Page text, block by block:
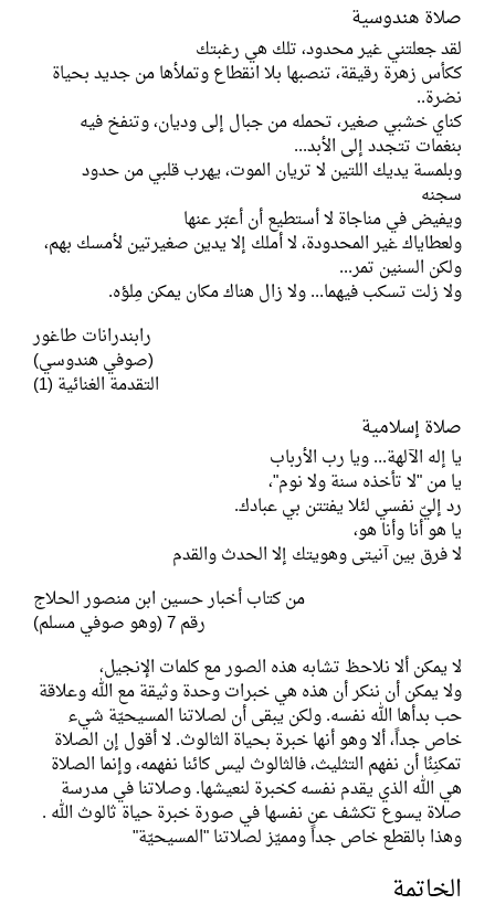
صلاة هندوسية
لقد جعلتني غير محدود، تلك هي رغبتك
ككأس زهرة رقيقة، تنصبها بلا انقطاع وتملأها من جديد بحياة
نضرة..
كناي خشبي صغير، تحمله من جبال إلى وديان، وتنفخ فيه
بنغمات تتجدد إلى الأبد...
وبلمسة يديك اللتين لا تريان الموت، يهرب قلبي من حدود
سجنه
ويفيض في مناجاة لا أستطيع أن أعبّر عنها
ولعطاياك غير المحدودة، لا أملك إلا يدين صغيرتين لأمسك بهم،
ولكن السنين تمر...
ولا زلت تسكب فيهما... ولا زال هناك مكان يمكن مِلؤه.
رابندرانات طاغور
(صوفي هندوسي)
التقدمة الغنائية (1)
صلاة إسلامية
يا إله الآلهة... ويا رب الأرباب
يا من "لا تأخذه سنة ولا نوم"،
رد إليّ نفسي لئلا يفتتن بي عبادك.
يا هو أنا وأنا هو،
لا فرق بين آنيتى وهويتك إلا الحدث والقدم
من كتاب أخبار حسين ابن منصور الحلاج
رقم 7 (وهو صوفي مسلم)
لا يمكن ألا نلاحظ تشابه هذه الصور مع كلمات الإنجيل،
ولا يمكن أن ننكر أن هذه هي خبرات وحدة وثيقة مع الله وعلاقة
حب بدأها الله نفسه. ولكن يبقى أن لصلاتنا المسيحيّة شيء
خاص جداً، ألا وهو أنها خبرة بحياة الثالوث. لا أقول إن الصلاة
تمكنِنُا أن نفهم التثليث، فالثالوث ليس كائنا نفهمه، وإنما الصلاة
هي الله الذي يقدم نفسه كخبرة لنعيشها. وصلاتنا في مدرسة
صلاة يسوع تكشف عن نفسها في صورة خبرة حياة ثالوث الله .
وهذا بالقطع خاص جداً ومميّز لصلاتنا "المسيحيّة"
الخاتمة